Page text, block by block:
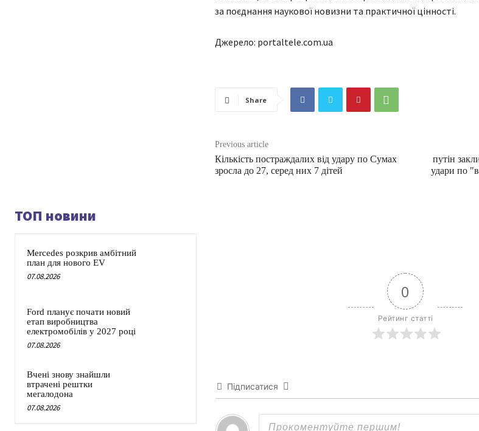
за поєднання наукової новизни та практичної цінності.
Джерело: portaltele.com.ua
Share
Previous article
Кількість постраждалих від удару по Сумах
зросла до 27, серед них 7 дітей
путін
удари по
ТОП новини
Mercedes розкрив амбітний
план для нового EV
07.08.2026
Ford планує почати новий
етап виробництва
електромобілів у 2027 році
07.08.2026
Вчені знову знайшли
втрачені рештки
мегалодона
07.08.2026
0
Рейтинг статті
Підписатися